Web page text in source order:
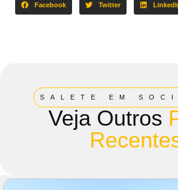
Facebook Twitter
SALETE EM
Veja Outros